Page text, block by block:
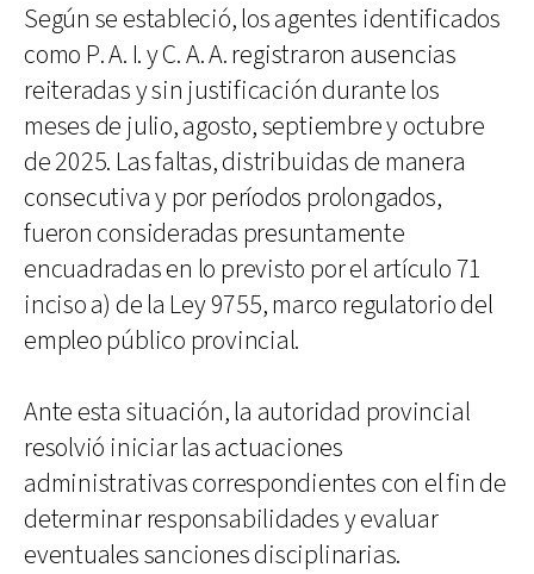
Según se estableció, los agentes identificados
como P. A. I. y C. A. A. registraron ausencias
reiteradas y sin justificación durante los
meses de julio, agosto, septiembre y octubre
de 2025. Las faltas, distribuidas de manera
consecutiva y por períodos prolongados,
fueron consideradas presuntamente
encuadradas en lo previsto por el artículo 71
inciso a) de la Ley 9755, marco regulatorio del
empleo público provincial.
Ante esta situación, la autoridad provincial
resolvió iniciar las actuaciones
administrativas correspondientes con el fin de
determinar responsabilidades y evaluar
eventuales sanciones disciplinarias.